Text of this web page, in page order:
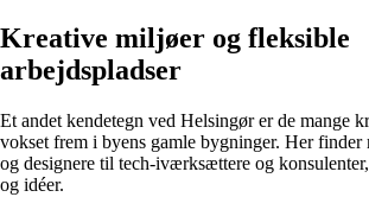
Kreative miljøer og fleksible
arbejdspladser
Et andet kendetegn ved Helsingør er de mange
vokset frem i byens gamle bygninger. Her finder
og designere til tech-iværksættere og
og idéer.